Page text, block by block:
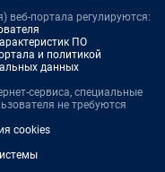
веб-портала регулируются:
ПО
и политикой
данных
сервиса, специальные
не требуются
cookies